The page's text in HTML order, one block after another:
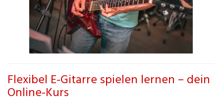
Flexibel E-Gitarre spielen lernen – dein
Online-Kurs